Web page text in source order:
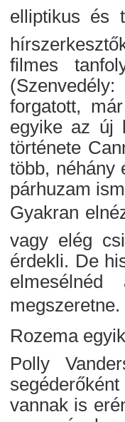
elliptikus és
filmes
forgatott,
egyike az új
története
több, néhány
párhuzam
Gyakran
vagy elég
érdekli. De
Rozema
Polly
vannak is